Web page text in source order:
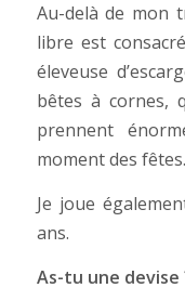
Au-delà de mon
libre est
éleveuse
bêtes à cornes,
prennent
moment des fêtes.
Je joue
ans.
As-tu une devise